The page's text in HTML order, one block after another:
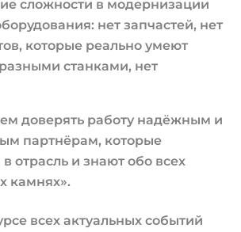
сложности в модернизации
нет запчастей, нет
которые реально умеют
станками, нет
доверять работу надёжным и
партнёрам, которые
отрасль и знают обо всех
камнях».
всех актуальных событий